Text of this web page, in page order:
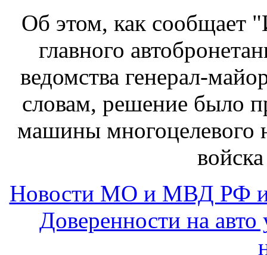
Об этом, как сообщает
главного
ведомства генерал-
словам, решение было
машины многоцелевого
Новости МО и МВД РФ
Доверенности на авто